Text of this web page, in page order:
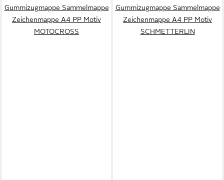
Gummizugmappe Sammelmappe
Zeichenmappe A4 PP Motiv
MOTOCROSS
Gummizugmappe Sammelmappe
Zeichenmappe A4 PP Motiv
SCHMETTERLIN